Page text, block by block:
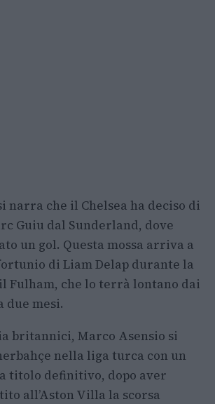
che il Chelsea ha deciso di
Guiu dal Sunderland, dove
un gol. Questa mossa arriva a
di Liam Delap durante la
Fulham, che lo terrà lontano dai
due mesi.
britannici, Marco Asensio si
nella liga turca con un
titolo definitivo, dopo aver
all’Aston Villa la scorsa